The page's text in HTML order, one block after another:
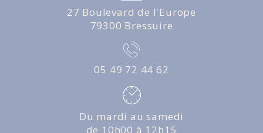
27 Boulevard de l'Europe
79300 Bressuire
05 49 72 44 62
Du mardi au samedi
de 10h00 à 12h15